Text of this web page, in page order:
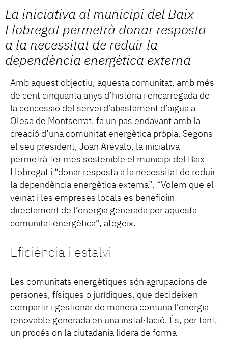
La iniciativa al municipi del Baix
Llobregat permetrà donar resposta
a la necessitat de reduir la
dependència energètica externa
Amb aquest objectiu, aquesta comunitat, amb més
de cent cinquanta anys d’història i encarregada de
la concessió del servei d’abastament d’aigua a
Olesa de Montserrat, fa un pas endavant amb la
creació d’una comunitat energètica pròpia. Segons
el seu president, Joan Arévalo, la iniciativa
permetrà fer més sostenible el municipi del Baix
Llobregat i “donar resposta a la necessitat de reduir
la dependència energètica externa”. “Volem que el
veïnat i les empreses locals es beneficiïn
directament de l’energia generada per aquesta
comunitat energètica”, afegeix.
Eficiència i estalvi
Les comunitats energètiques són agrupacions de
persones, físiques o jurídiques, que decideixen
compartir i gestionar de manera comuna l’energia
renovable generada en una instal·lació. És, per tant,
un procés on la ciutadania lidera de forma